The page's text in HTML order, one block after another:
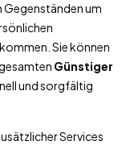
Gegenständen um
Sie können
Günstiger
und sorgfältig
Services